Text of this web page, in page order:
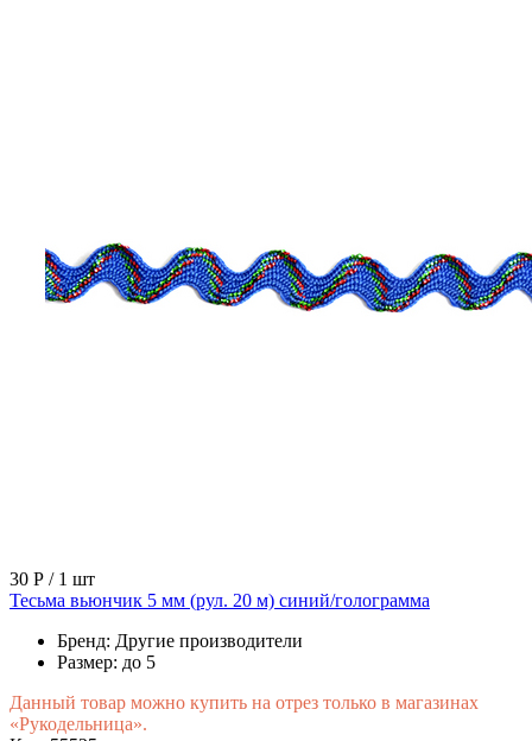
30 Р / 1 шт
Тесьма вьюнчик 5 мм (рул. 20 м) синий/голограмма
Бренд: Другие производители
Размер: до 5
Данный товар можно купить на отрез только в магазинах
«Рукодельница».